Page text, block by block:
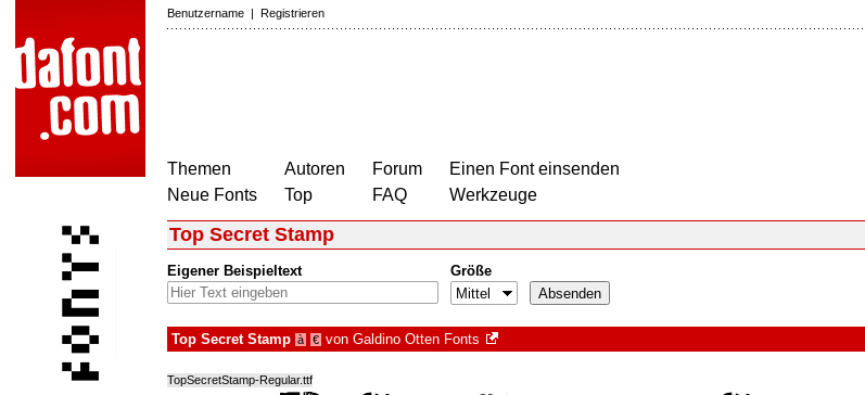
Benutzername | Registrieren
Themen
Neue Fonts
Autoren
Top
Forum
FAQ
Einen Font einsenden
Werkzeuge
Top Secret Stamp
Eigener Beispieltext Größe
Top Secret Stamp à € von Galdino Otten Fonts
TopSecretStamp-Regular.ttf